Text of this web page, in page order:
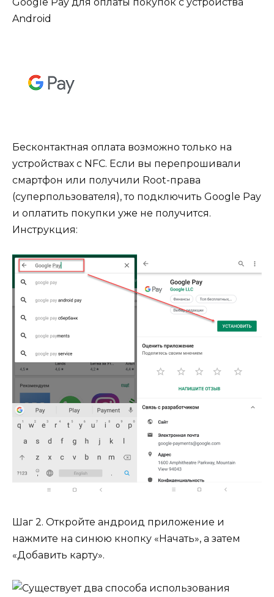
Бесконтактная оплата возможно только на
устройствах с NFC. Если вы перепрошивали
смартфон или получили Root-права
(суперпользователя), то подключить Google Pay
и оплатить покупки уже не получится.
Инструкция:
Шаг 2. Откройте андроид приложение и
нажмите на синюю кнопку «Начать», а затем
«Добавить карту».